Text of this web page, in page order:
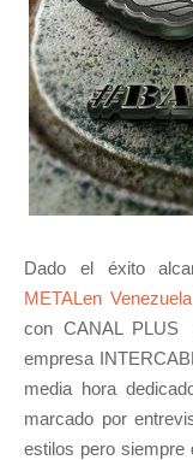
Dado el éxito
METALen
con CANAL PLUS
empresa
media hora
marcado por
estilos pero siempre